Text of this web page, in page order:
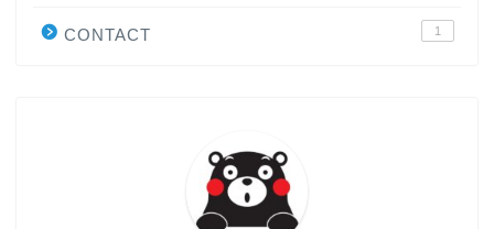
CONTACT 1
大学入試英語対策講座
英語名言・格言・カッコい